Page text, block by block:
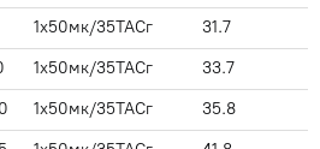
1x50мк/35ТАСг 31.7
1x50мк/35ТАСг 33.7
1x50мк/35ТАСг 35.8